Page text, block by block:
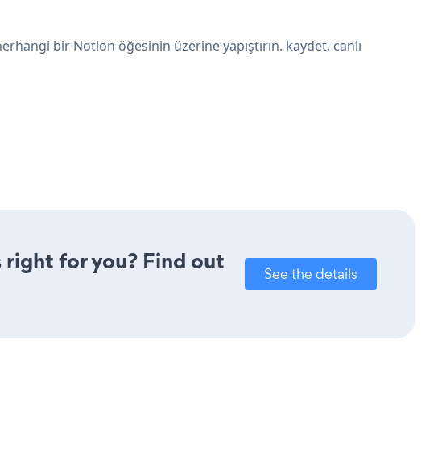
bir Notion öğesinin üzerine yapıştırın. kaydet, canlı
for you? Find out
See the details